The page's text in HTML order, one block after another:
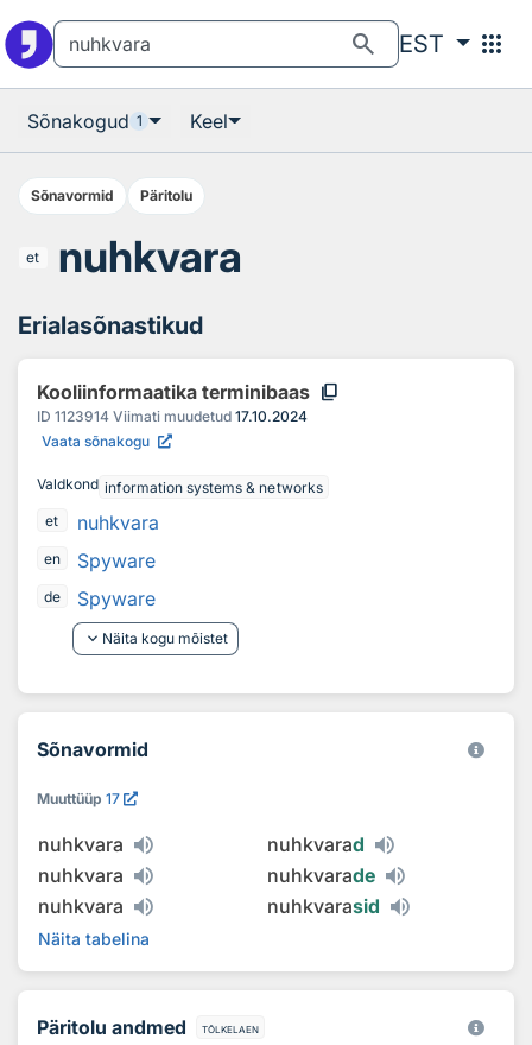
search EST apps
Sõnakogud 1 Keel
Sõnavormid Päritolu
et nuhkvara
Erialasõnastikud
Kooliinformaatika terminibaas content_copy
ID 1123914 Viimati muudetud 17.10.2024
Vaata sõnakogu
Valdkond information systems & networks
et
nuhkvara
en Spyware
de
Spyware
keyboard_arrow_down Näita kogu mõistet
Sõnavormid
Muuttüüp 17
nuhkvara nuhkvarad
nuhkvara
nuhkvarade
nuhkvara
nuhkvarasid
Näita tabelina
Päritolu andmed tõlkelaen